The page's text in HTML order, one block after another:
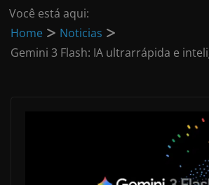
Você está aqui:
Home
Noticias
Gemini 3 Flash: IA ultrarrápida e